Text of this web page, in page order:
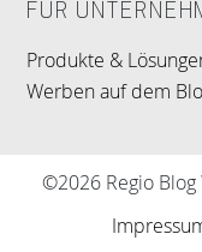
FÜR
Produkte &
Werben auf dem
©2026 Regio